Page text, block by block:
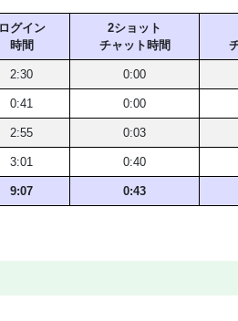
ログイン
時間
2ショット
チャット時間
2:30 0:00
0:41 0:00
2:55 0:03
3:01 0:40
9:07 0:43